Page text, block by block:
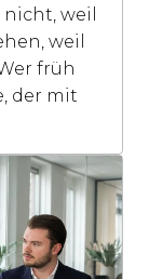
weil
weil
früh
der mit